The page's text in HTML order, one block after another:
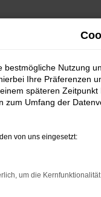
bestmögliche Nutzung
Ihre Präferenzen
späteren
zum Umfang der
von uns eingesetzt:
um die